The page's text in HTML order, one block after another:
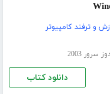
و ترفند کامپیوتر
سرور 2003
دانلود کتاب